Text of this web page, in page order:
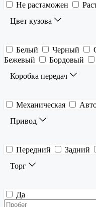
Не растаможен
Цвет кузова
Белый Черный
Бежевый
Бордовый
Коробка передач
Механическая
Привод
Передний Задний
Торг
Да